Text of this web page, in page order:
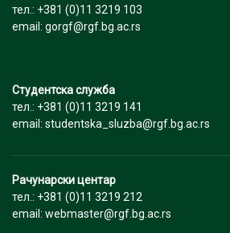
тел.: +381 (0)11 3219 103
email: gorgf@rgf.bg.ac.rs
Студентска служба
тел.: +381 (0)11 3219 141
email: studentska_sluzba@rgf.bg.ac.rs
Рачунарски центар
тел.: +381 (0)11 3219 212
email: webmaster@rgf.bg.ac.rs